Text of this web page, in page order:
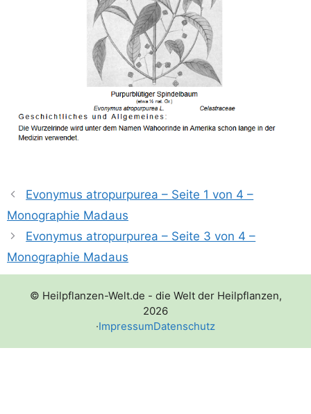
Evonymus atropurpurea – Seite 1 von 4 –
Monographie Madaus
Evonymus atropurpurea – Seite 3 von 4 –
Monographie Madaus
© Heilpflanzen-Welt.de - die Welt der Heilpflanzen,
2026
·ImpressumDatenschutz